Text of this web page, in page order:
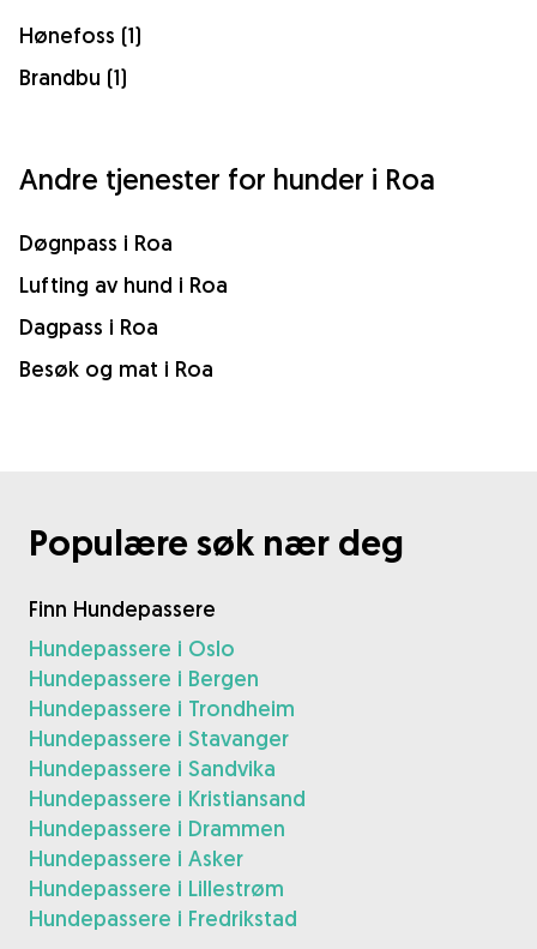
Hønefoss (1)
Brandbu (1)
Andre tjenester for hunder i Roa
Døgnpass i Roa
Lufting av hund i Roa
Dagpass i Roa
Besøk og mat i Roa
Populære søk nær deg
Finn Hundepassere
Hundepassere i Oslo
Hundepassere i Bergen
Hundepassere i Trondheim
Hundepassere i Stavanger
Hundepassere i Sandvika
Hundepassere i Kristiansand
Hundepassere i Drammen
Hundepassere i Asker
Hundepassere i Lillestrøm
Hundepassere i Fredrikstad